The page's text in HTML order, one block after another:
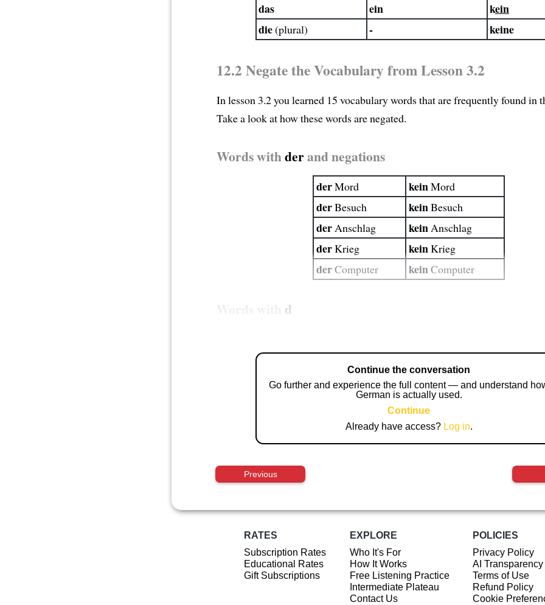
das
ein kein
die(plural) - keine
12.2 Negate the Vocabulary from Lesson 3.2
In lesson 3.2 you learned 15 vocabulary words that are frequently found in
Take a look at how these words are negated.
Words withderand negations
derMord keinMord
derBesuch keinBesuch
derAnschlag keinAnschlag
derKrieg keinKrieg
derComputer keinComputer
d
Continue the conversation
Go further and experience the full content — and understand
German is actually used.
Continue
Already have access? Log in.
Previous
RATES
Subscription Rates
Educational Rates
Gift Subscriptions
EXPLORE
Who It's For
How It Works
Free Listening Practice
Intermediate Plateau
Contact Us
POLICIES
Privacy Policy
AI
Terms of Use
Refund Policy
Cookie